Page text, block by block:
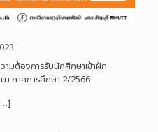
มต้องการรับนักศึกษาเข้าฝึก
า ภาคการศึกษา 2/2566